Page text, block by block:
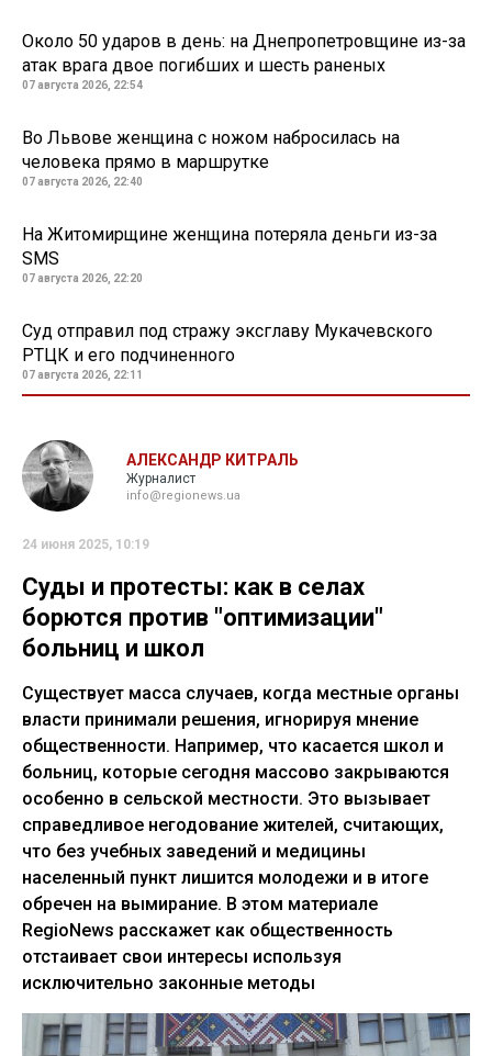
Около 50 ударов в день: на Днепропетровщине из-за
атак врага двое погибших и шесть раненых
07 августа 2026, 22:54
Во Львове женщина с ножом набросилась на
человека прямо в маршрутке
07 августа 2026, 22:40
На Житомирщине женщина потеряла деньги из-за
SMS
07 августа 2026, 22:20
Суд отправил под стражу эксглаву Мукачевского
РТЦК и его подчиненного
07 августа 2026, 22:11
АЛЕКСАНДР КИТРАЛЬ
Журналист
info@regionews.ua
24 июня 2025, 10:19
Суды и протесты: как в селах
борются против "оптимизации"
больниц и школ
Существует масса случаев, когда местные органы
власти принимали решения, игнорируя мнение
общественности. Например, что касается школ и
больниц, которые сегодня массово закрываются
особенно в сельской местности. Это вызывает
справедливое негодование жителей, считающих,
что без учебных заведений и медицины
населенный пункт лишится молодежи и в итоге
обречен на вымирание. В этом материале
RegioNews расскажет как общественность
отстаивает свои интересы используя
исключительно законные методы